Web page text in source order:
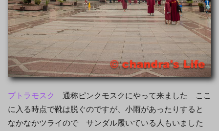
プトラモスク
通称ピンクモスクにやって来ました ここ
に入る時点で靴は脱ぐのですが、小雨があったりすると
なかなかツライので サンダル履いている人もいました